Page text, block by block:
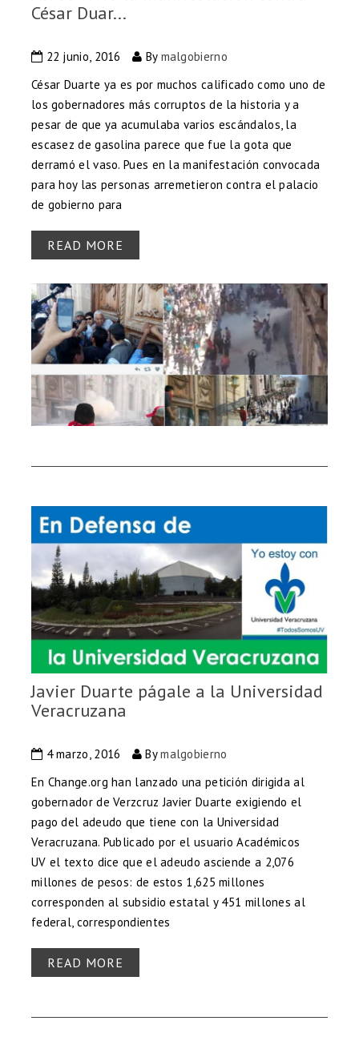
César Duar...
22 junio, 2016 By malgobierno
César Duarte ya es por muchos calificado como uno de
los gobernadores más corruptos de la historia y a
pesar de que ya acumulaba varios escándalos, la
escasez de gasolina parece que fue la gota que
derramó el vaso. Pues en la manifestación convocada
para hoy las personas arremetieron contra el palacio
de gobierno para
READ MORE
Javier Duarte págale a la Universidad
Veracruzana
4 marzo, 2016 Bymalgobierno
En Change.org han lanzado una petición dirigida al
gobernador de Verzcruz Javier Duarte exigiendo el
pago del adeudo que tiene con la Universidad
Veracruzana. Publicado por el usuario Académicos
UV el texto dice que el adeudo asciende a 2,076
millones de pesos: de estos 1,625 millones
corresponden al subsidio estatal y 451 millones al
federal, correspondientes
READ MORE